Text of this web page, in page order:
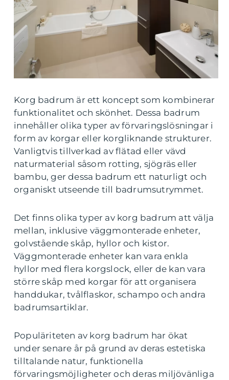
Korg badrum är ett koncept som kombinerar
funktionalitet och skönhet. Dessa badrum
innehåller olika typer av förvaringslösningar i
form av korgar eller korgliknande strukturer.
Vanligtvis tillverkad av flätad eller vävd
naturmaterial såsom rotting, sjögräs eller
bambu, ger dessa badrum ett naturligt och
organiskt utseende till badrumsutrymmet.
Det finns olika typer av korg badrum att välja
mellan, inklusive väggmonterade enheter,
golvstående skåp, hyllor och kistor.
Väggmonterade enheter kan vara enkla
hyllor med flera korgslock, eller de kan vara
större skåp med korgar för att organisera
handdukar, tvålflaskor, schampo och andra
badrumsartiklar.
Populäriteten av korg badrum har ökat
under senare år på grund av deras estetiska
tilltalande natur, funktionella
förvaringsmöjligheter och deras miljövänliga